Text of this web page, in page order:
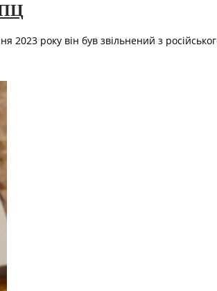
року він був звільнений з